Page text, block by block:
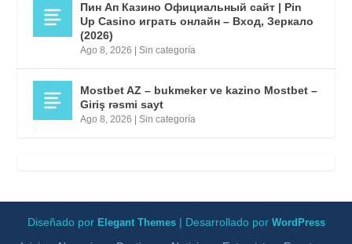
Пин Ап Казино Официальный сайт | Pin
Up Casino играть онлайн – Вход, Зеркало
(2026)
Ago 8, 2026 |Sin categoría
Mostbet AZ – bukmeker ve kazino Mostbet –
Giriş rəsmi sayt
Ago 8, 2026 |Sin categoría
Diseñado por Elegant Themes| Desarrollado por WordPress